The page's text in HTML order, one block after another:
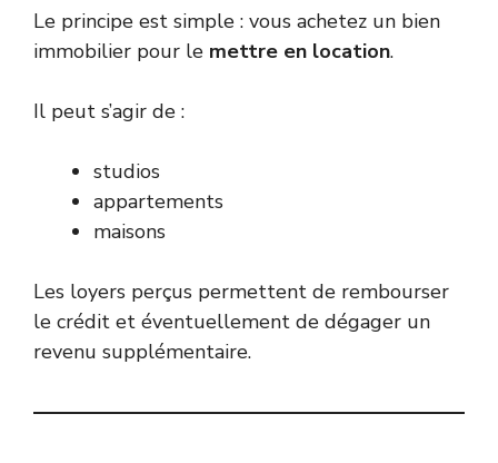
Le principe est simple : vous achetez un bien
immobilier pour le mettre en location.
Il peut s’agir de :
studios
appartements
maisons
Les loyers perçus permettent de rembourser
le crédit et éventuellement de dégager un
revenu supplémentaire.